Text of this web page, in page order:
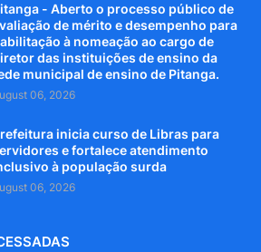
- Aberto o processo público de
de mérito e desempenho para
à nomeação ao cargo de
das instituições de ensino da
municipal de ensino de Pitanga.
06, 2026
inicia curso de Libras para
e fortalece atendimento
à população surda
06, 2026